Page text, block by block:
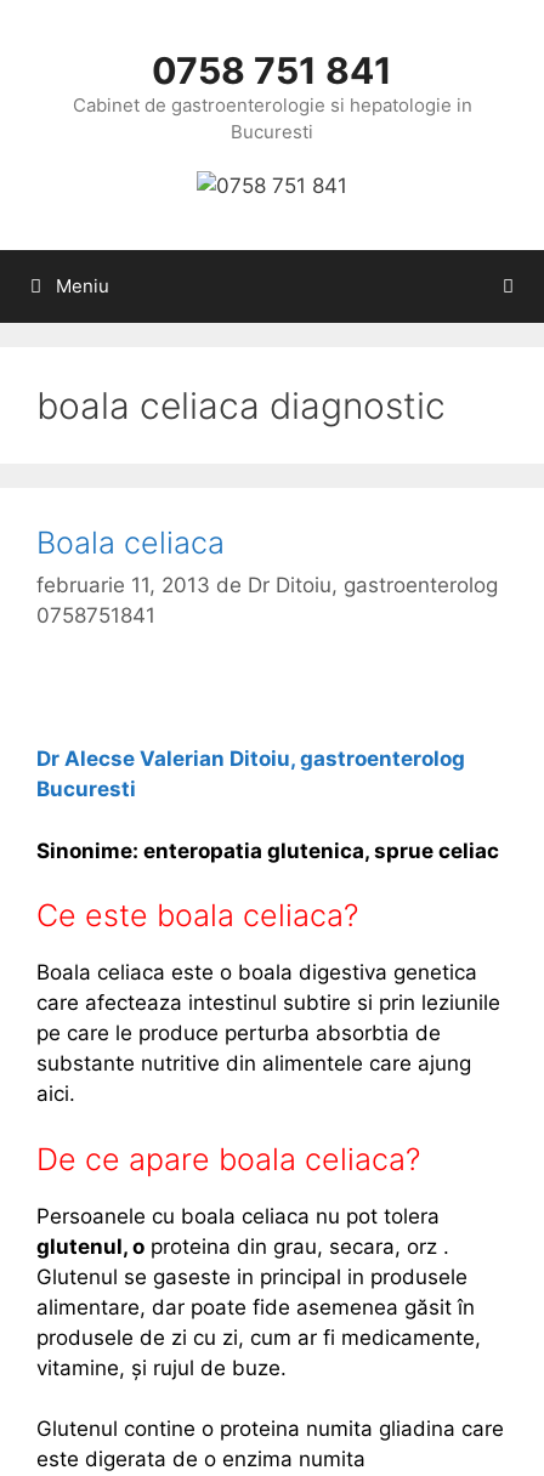
0758 751 841
Cabinet de gastroenterologie si hepatologie in
Bucuresti
Meniu
boala celiaca diagnostic
Boala celiaca
februarie 11, 2013 de Dr Ditoiu, gastroenterolog
0758751841
Dr Alecse Valerian Ditoiu, gastroenterolog
Bucuresti
Sinonime: enteropatia glutenica, sprue celiac
Ce este boala celiaca?
Boala celiaca este o boala digestiva genetica
care afecteaza intestinul subtire si prin leziunile
pe care le produce perturba absorbtia de
substante nutritive din alimentele care ajung
aici.
De ce apare boala celiaca?
Persoanele cu boala celiaca nu pot tolera
glutenul, o proteina din grau, secara, orz .
Glutenul se gaseste in principal in produsele
alimentare, dar poate fide asemenea găsit în
produsele de zi cu zi, cum ar fi medicamente,
vitamine, și rujul de buze.
Glutenul contine o proteina numita gliadina care
este digerata de o enzima numita